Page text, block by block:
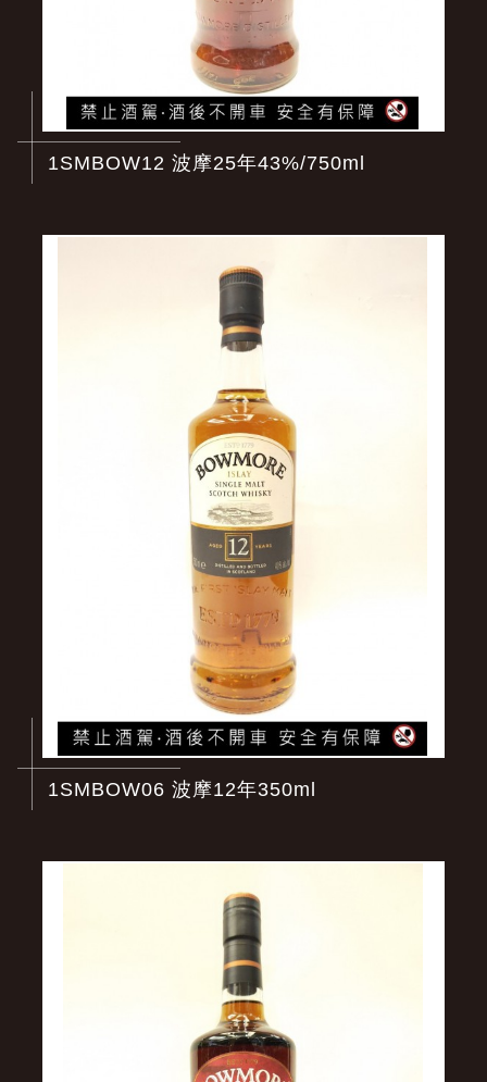
1SMBOW12 波摩25年43%/750ml
1SMBOW06 波摩12年350ml